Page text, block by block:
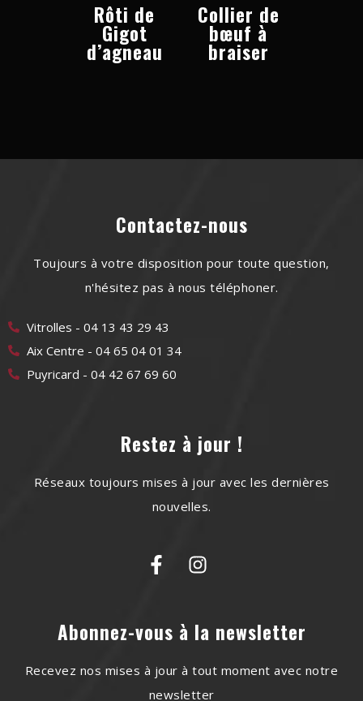
Rôti de
Gigot
d’agneau
Collier de
bœuf à
braiser
Contactez-nous
Toujours à votre disposition pour toute question,
n'hésitez pas à nous téléphoner.
Vitrolles - 04 13 43 29 43
Aix Centre - 04 65 04 01 34
Puyricard - 04 42 67 69 60
Restez à jour !
Réseaux toujours mises à jour avec les dernières
nouvelles.
Abonnez-vous à la newsletter
Recevez nos mises à jour à tout moment avec notre
newsletter